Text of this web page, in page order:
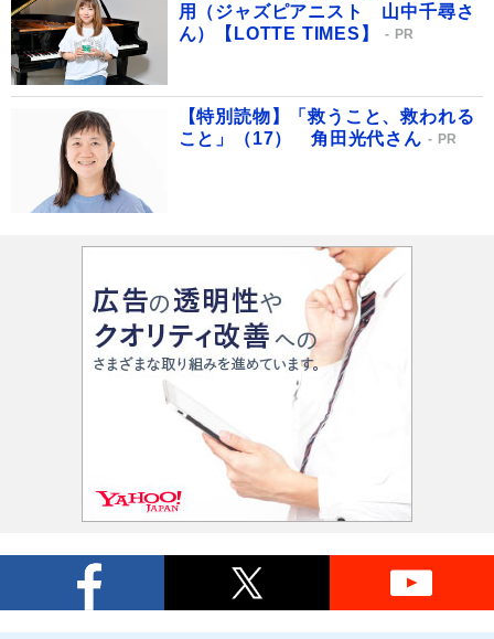
用（ジャズピアニスト 山中千尋さ
ん）【LOTTE TIMES】
PR
【特別読物】「救うこと、救われる
こと」（17） 角田光代さん
PR